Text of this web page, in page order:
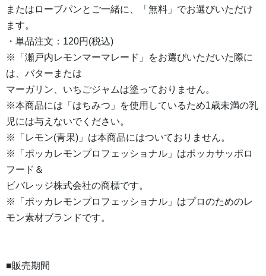
またはローブパンとご一緒に、「無料」でお選びいただけ
ます。
・単品注文：120円(税込)
※「瀬戸内レモンマーマレード」をお選びいただいた際に
は、バターまたは
マーガリン、いちごジャムは塗っておりません。
※本商品には「はちみつ」を使用しているため1歳未満の乳
児には与えないでください。
※「レモン(青果)」は本商品にはついておりません。
※「ポッカレモンプロフェッショナル」はポッカサッポロ
フード＆
ビバレッジ株式会社の商標です。
※「ポッカレモンプロフェッショナル」はプロのためのレ
モン素材ブランドです。
■販売期間